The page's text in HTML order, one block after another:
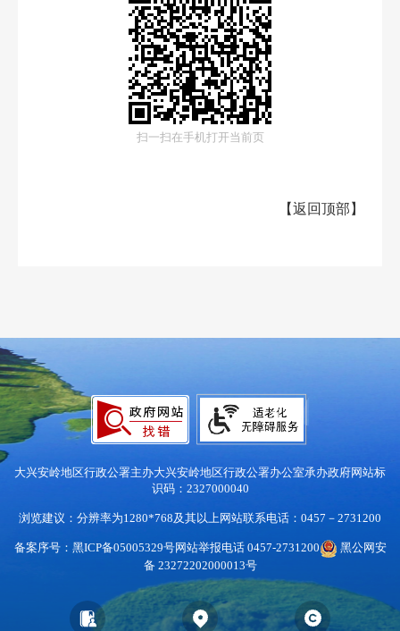
扫一扫在手机打开当前页
【返回顶部 】
大兴安岭地区行政公署主办大兴安岭地区行政公署办公室承办政府网站标
识码：2327000040
浏览建议：分辨率为1280*768及其以上网站联系电话：0457－2731200
备案序号：黑ICP备05005329号网站举报电话 0457-2731200
黑公网安
备 23272202000013号